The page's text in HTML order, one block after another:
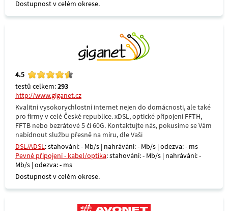
Dostupnost v celém okrese.
4.5
testů celkem:293
http://www.giganet.cz
Kvalitní vysokorychlostní internet nejen do domácnosti, ale také
pro firmy v celé České republice. xDSL, optické připojení FFTH,
FFTB nebo bezrátové 5 či 60G. Kontaktujte nás, pokusíme se Vám
nabídnout službu přesně na míru, dle Vaši
DSL/ADSL: stahování: - Mb/s | nahrávání: - Mb/s | odezva: - ms
Pevné připojení - kabel/optika: stahování: - Mb/s | nahrávání: -
Mb/s | odezva: - ms
Dostupnost v celém okrese.